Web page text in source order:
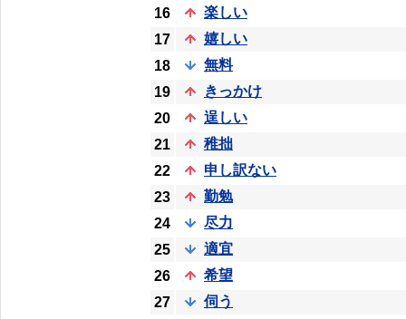
16
楽しい
17
嬉しい
18
無料
19
きっかけ
20
逞しい
21
稚拙
22
申し訳ない
23
勤勉
24
尽力
25
適宜
26
希望
27
伺う